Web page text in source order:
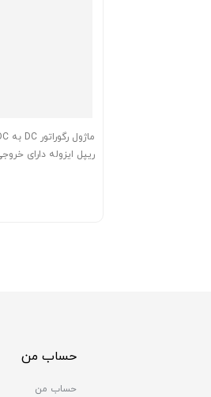
ریپل ایزوله دارای
حساب من
حساب من